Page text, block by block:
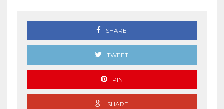
SHARE
TWEET
PIN
SHARE